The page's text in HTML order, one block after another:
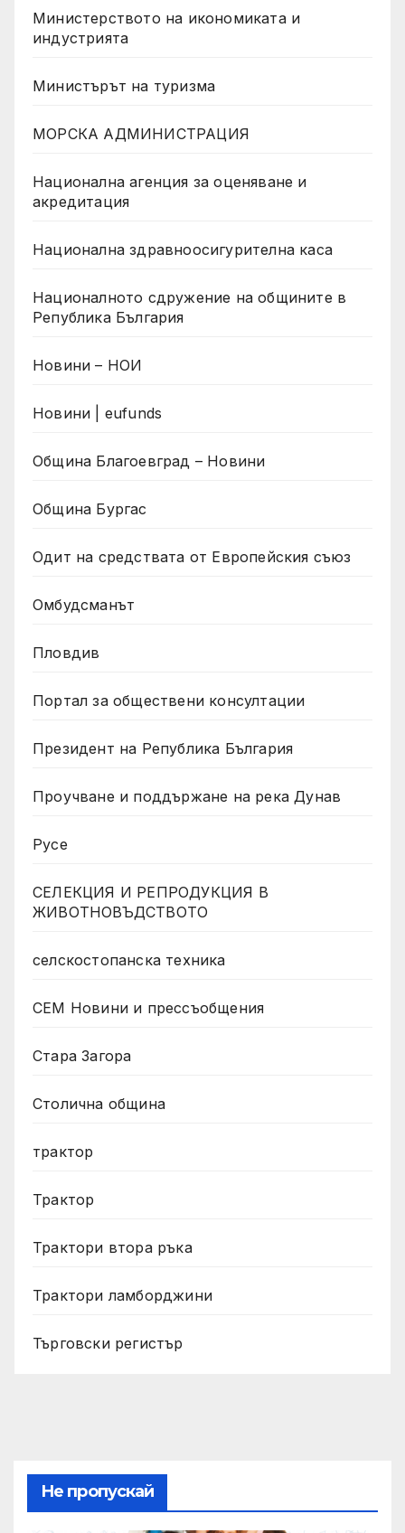
Министерството на икономиката и
индустрията
Министърът на туризма
МОРСКА АДМИНИСТРАЦИЯ
Национална агенция за оценяване и
акредитация
Национална здравноосигурителна каса
Националното сдружение на общините в
Република България
Новини – НОИ
Новини | eufunds
Община Благоевград – Новини
Община Бургас
Одит на средствата от Европейския съюз
Омбудсманът
Пловдив
Портал за обществени консултации
Президент на Република България
Проучване и поддържане на река Дунав
Русе
СЕЛЕКЦИЯ И РЕПРОДУКЦИЯ В
ЖИВОТНОВЪДСТВОТО
селскостопанска техника
СЕМ Новини и прессъобщения
Стара Загора
Столична община
трактор
Трактор
Трактори втора ръка
Трактори ламборджини
Търговски регистър
Не пропускай